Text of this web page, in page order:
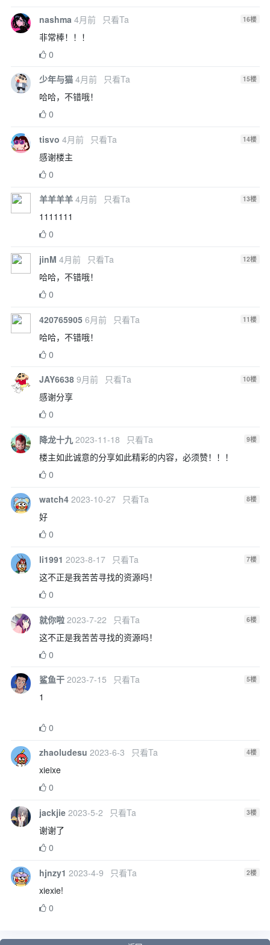
nashma 4月前 只看Ta 16楼
非常棒！！！
0
少年与猫 4月前 只看Ta 15楼
哈哈，不错哦！
0
tisvo 4月前 只看Ta 14楼
感谢楼主
0
羊羊羊羊 4月前 只看Ta 13楼
1111111
0
jinM 4月前 只看Ta 12楼
哈哈，不错哦！
0
420765905 6月前 只看Ta 11楼
哈哈，不错哦！
0
JAY6638 9月前 只看Ta 10楼
感谢分享
0
降龙十九 2023-11-18 只看Ta 9楼
楼主如此诚意的分享如此精彩的内容，必须赞！！！
0
watch4 2023-10-27 只看Ta 8楼
好
0
li1991 2023-8-17 只看Ta 7楼
这不正是我苦苦寻找的资源吗！
0
就你啦 2023-7-22 只看Ta 6楼
这不正是我苦苦寻找的资源吗！
0
鲨鱼干 2023-7-15 只看Ta 5楼
1
0
zhaoludesu 2023-6-3 只看Ta 4楼
xieixe
0
jackjie 2023-5-2 只看Ta 3楼
谢谢了
0
hjnzy1 2023-4-9 只看Ta 2楼
xiexie!
0